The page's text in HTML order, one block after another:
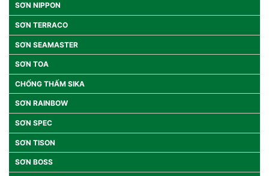
SƠN NIPPON
SƠN TERRACO
SƠN SEAMASTER
SƠN TOA
CHỐNG THẤM SIKA
SƠN RAINBOW
SƠN SPEC
SƠN TISON
SƠN BOSS